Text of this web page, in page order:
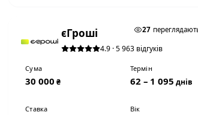
27
єГроші
4.9 · 5 963 відгуків
Сума
30 000₴
Термін
62 – 1 095днів
Ставка Вік